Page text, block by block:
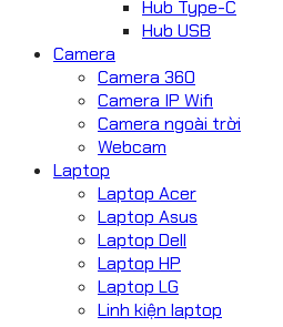
Hub Type-C
Hub USB
Camera
Camera 360
Camera IP Wifi
Camera ngoài trời
Webcam
Laptop
Laptop Acer
Laptop Asus
Laptop Dell
Laptop HP
Laptop LG
Linh kiện laptop